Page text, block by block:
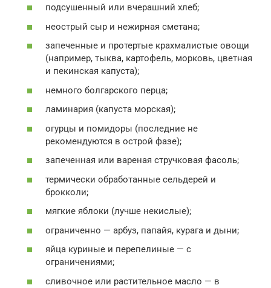
подсушенный или вчерашний хлеб;
неострый сыр и нежирная сметана;
запеченные и протертые крахмалистые овощи
(например, тыква, картофель, морковь, цветная
и пекинская капуста);
немного болгарского перца;
ламинария (капуста морская);
огурцы и помидоры (последние не
рекомендуются в острой фазе);
запеченная или вареная стручковая фасоль;
термически обработанные сельдерей и
брокколи;
мягкие яблоки (лучше некислые);
ограниченно — арбуз, папайя, курага и дыни;
яйца куриные и перепелиные — с
ограничениями;
сливочное или растительное масло — в